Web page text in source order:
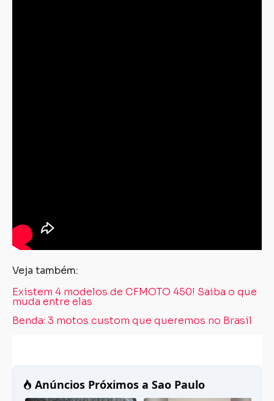
Veja também:
Existem 4 modelos de CFMOTO 450! Saiba o que
muda entre elas
Benda: 3 motos custom que queremos no Brasil